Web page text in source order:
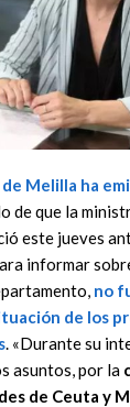
Melilla ha
de que la
este jueves
informar
no
de los
. «Durante su
asuntos, por la
de Ceuta y